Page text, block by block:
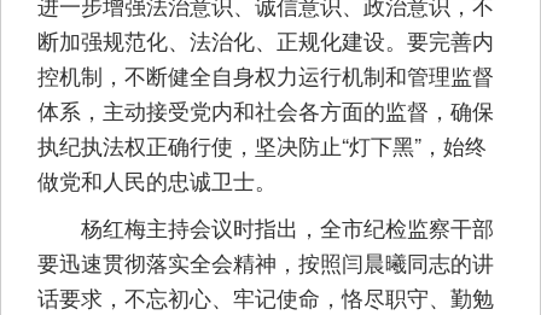
断加强规范化、法治化、正规化建设。要完善内
控机制，不断健全自身权力运行机制和管理监督
体系，主动接受党内和社会各方面的监督，确保
执纪执法权正确行使，坚决防止“灯下黑”，始终
做党和人民的忠诚卫士。
杨红梅主持会议时指出，全市纪检监察干部
要迅速贯彻落实全会精神，按照闫晨曦同志的讲
话要求，不忘初心、牢记使命，恪尽职守、勤勉